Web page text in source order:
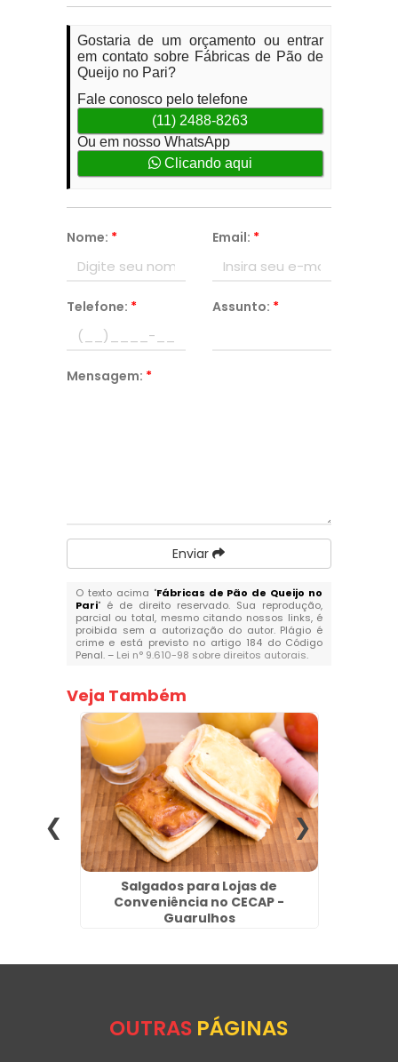
Gostaria de um orçamento ou entrar
em contato sobre Fábricas de Pão de
Queijo no Pari?
Fale conosco pelo telefone
(11) 2488-8263
Ou em nosso WhatsApp
Clicando aqui
Nome: * Email: *
Telefone: * Assunto: *
Mensagem: *
Enviar
O texto acima "Fábricas de Pão de Queijo no
Pari" é de direito reservado. Sua reprodução,
parcial ou total, mesmo citando nossos links, é
proibida sem a autorização do autor. Plágio é
crime e está previsto no artigo 184 do Código
Penal. – Lei n° 9.610-98 sobre direitos autorais.
Veja Também
Salgados para Lojas de
Conveniência no CECAP -
Guarulhos
OUTRAS PÁGINAS